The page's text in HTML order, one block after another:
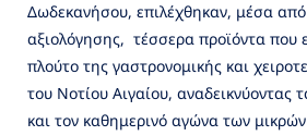
Δωδεκανήσου, επιλέχθηκαν, μέσα από
αξιολόγησης, τέσσερα προϊόντα που
πλούτο της γαστρονομικής και
του Νοτίου Αιγαίου, αναδεικνύοντας
και τον καθημερινό αγώνα των